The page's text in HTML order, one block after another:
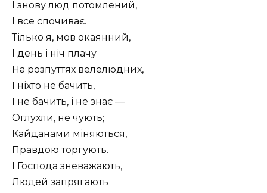
І знову люд потомлений,
І все спочиває.
Тілько я, мов окаянний,
І день і ніч плачу
На розпуттях велелюдних,
І ніхто не бачить,
І не бачить, і не знає —
Оглухли, не чують;
Кайданами міняються,
Правдою торгують.
І Господа зневажають,
Людей запрягають